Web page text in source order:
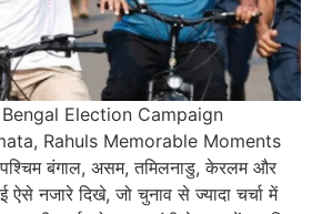
Election Campaign
Rahuls Memorable Moments
बंगाल, असम, तमिलनाडु, केरलम और
नजारे दिखे, जो चुनाव से ज्यादा चर्चा में